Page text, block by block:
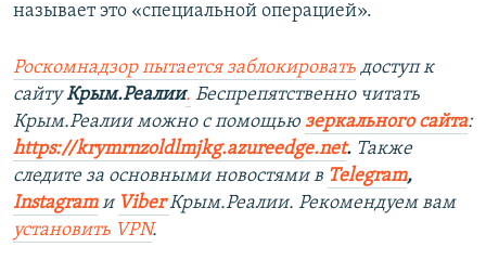
называет это «специальной операцией».
Роскомнадзор пытается заблокировать доступ к
сайту Крым.Реалии. Беспрепятственно читать
Крым.Реалии можно с помощью зеркального сайта:
https://krymrnzoldlmjkg.azureedge.net. Также
следите за основными новостями в Telegram,
Instagram и ViberКрым.Реалии. Рекомендуем вам
установить VPN.